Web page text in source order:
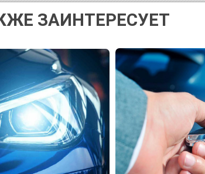
ЗАИНТЕРЕСУЕТ